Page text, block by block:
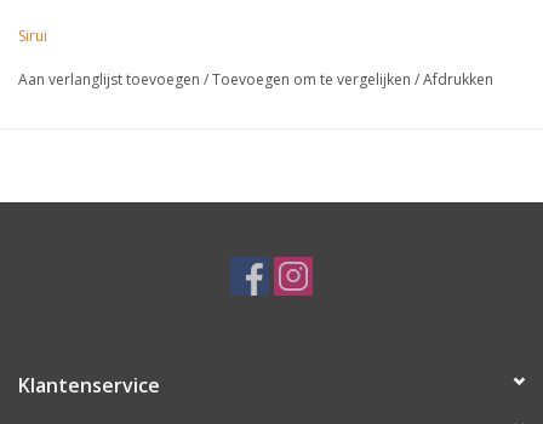
Sirui
Aan verlanglijst toevoegen /Toevoegen om te vergelijken /Afdrukken
Klantenservice